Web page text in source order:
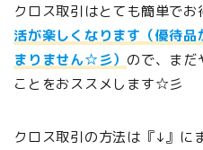
クロス取引はとても簡単で
活が楽しくなります（優待
まりません☆彡） ので、まだ
ことをおススメします☆彡
クロス取引の方法は『↓』に